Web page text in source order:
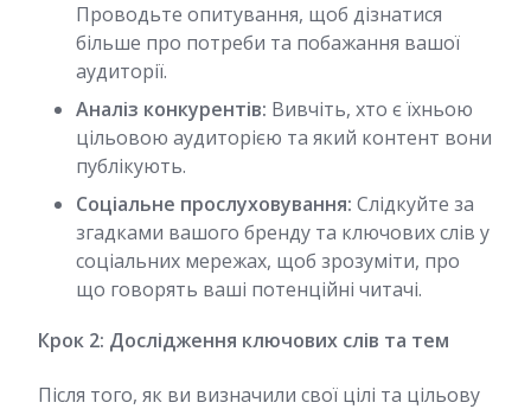
Проводьте опитування, щоб дізнатися
більше про потреби та побажання вашої
аудиторії.
Аналіз конкурентів: Вивчіть, хто є їхньою
цільовою аудиторією та який контент вони
публікують.
Соціальне прослуховування: Слідкуйте за
згадками вашого бренду та ключових слів у
соціальних мережах, щоб зрозуміти, про
що говорять ваші потенційні читачі.
Крок 2: Дослідження ключових слів та тем
Після того, як ви визначили свої цілі та цільову